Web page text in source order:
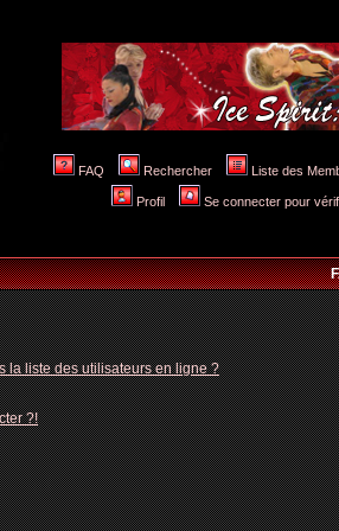
FAQ Rechercher Liste des
Profil Se connecter pour
la liste des utilisateurs en ligne ?
?!